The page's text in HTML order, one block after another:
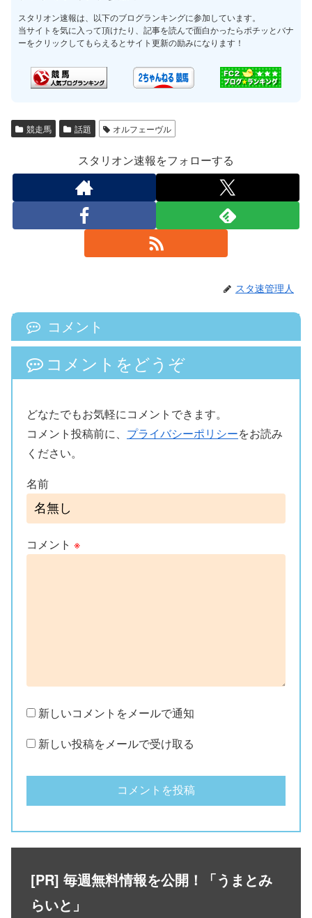
スタリオン速報は、以下のブログランキングに参加しています。
当サイトを気に入って頂けたり、記事を読んで面白かったらポチッとバナ
ーをクリックしてもらえるとサイト更新の励みになります！
競走馬 話題 オルフェーヴル
スタリオン速報をフォローする
スタ速管理人
コメント
コメントをどうぞ
どなたでもお気軽にコメントできます。
コメント投稿前に、 プライバシーポリシーをお読み
ください。
名前
コメント ※
新しいコメントをメールで通知
新しい投稿をメールで受け取る
[PR] 毎週無料情報を公開！「うまとみ
らいと」